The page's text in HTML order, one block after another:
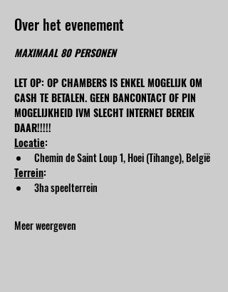
Over het evenement
MAXIMAAL 80 PERSONEN
LET OP: OP CHAMBERS IS ENKEL MOGELIJK OM
CASH TE BETALEN. GEEN BANCONTACT OF PIN
MOGELIJKHEID IVM SLECHT INTERNET BEREIK
DAAR!!!!!
Locatie:
Chemin de Saint Loup 1, Hoei (Tihange), België
Terrein:
3ha speelterrein
Meer weergeven